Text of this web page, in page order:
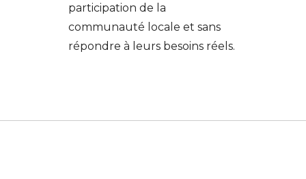
participation de la
communauté locale et sans
répondre à leurs besoins réels.